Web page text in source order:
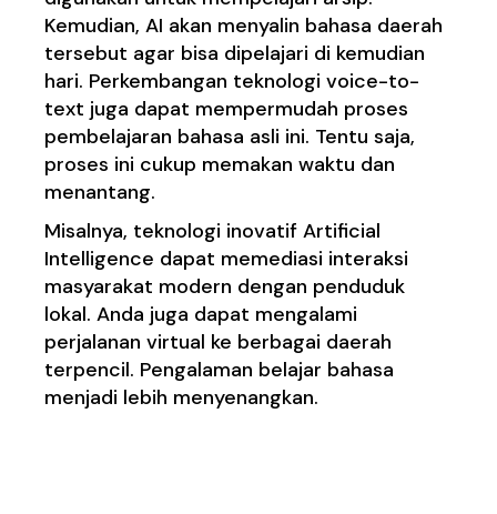
Kemudian, AI akan menyalin bahasa daerah
tersebut agar bisa dipelajari di kemudian
hari. Perkembangan teknologi voice-to-
text juga dapat mempermudah proses
pembelajaran bahasa asli ini. Tentu saja,
proses ini cukup memakan waktu dan
menantang.
Misalnya, teknologi inovatif Artificial
Intelligence dapat memediasi interaksi
masyarakat modern dengan penduduk
lokal. Anda juga dapat mengalami
perjalanan virtual ke berbagai daerah
terpencil. Pengalaman belajar bahasa
menjadi lebih menyenangkan.